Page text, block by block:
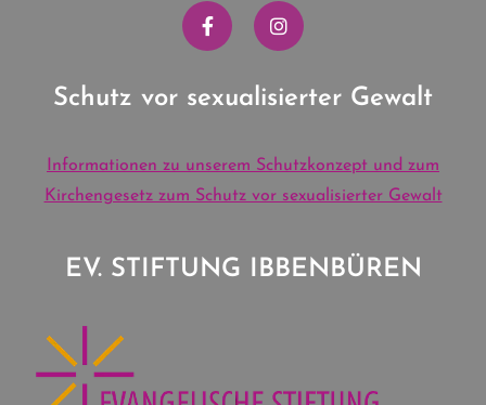
Schutz vor sexualisierter Gewalt
Informationen zu unserem Schutzkonzept und zum
Kirchengesetz zum Schutz vor sexualisierter Gewalt
EV. STIFTUNG IBBENBÜREN